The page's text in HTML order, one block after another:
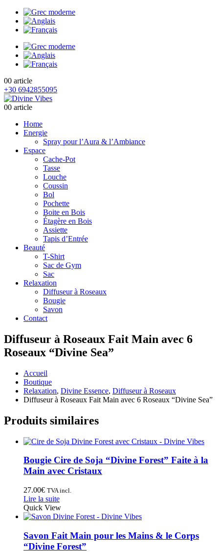
00 article
+30 6942855095
00 article
Home
Energie
Spray pour l’Aura & l’Ambiance
Espace
Cache-Pot
Tasse
Louche
Coussin
Bol
Pochette
Boite en Bois
Étagère en Bois
Assiette
Tapis d’Entrée
Beauté
T-Shirt
Sac de Gym
Sac
Relaxation
Diffuseur à Roseaux
Bougie
Savon
Contact
Diffuseur à Roseaux Fait Main avec 6
Roseaux “Divine Sea”
Accueil
Boutique
Relaxation, Divine Essence, Diffuseur à Roseaux
Diffuseur à Roseaux Fait Main avec 6 Roseaux “Divine Sea”
Produits similaires
Bougie Cire de Soja “Divine Forest” Faite à la
Main avec Cristaux
27.00€ TVA incl.
Lire la suite
Quick View
Savon Fait Main pour les Mains & le Corps
“Divine Forest”